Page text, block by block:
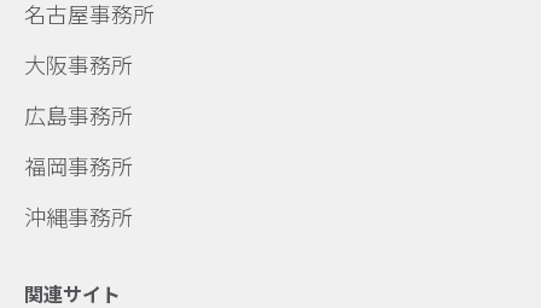
名古屋事務所
大阪事務所
広島事務所
福岡事務所
沖縄事務所
関連サイト